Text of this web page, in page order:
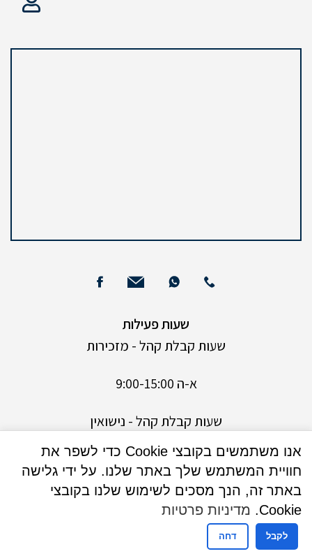
שעות פעילות
שעות קבלת קהל - מזכירות
א-ה 9:00-15:00
שעות קבלת קהל - נישואין
ימים א,ג,ה- 9:30 עד 13:30
ימים ב,ד – 9:30 עד 13:00 בנוסף אחה”צ בין השעות
17:00-19:00 בתיאום מראש בלבד.
אנו משתמשים בקובצי Cookie כדי לשפר את
חוויית המשתמש שלך באתר שלנו. על ידי גלישה
באתר זה, הנך מסכים לשימוש שלנו בקובצי
Cookie.
מדיניות פרטיות
לקבל דחה